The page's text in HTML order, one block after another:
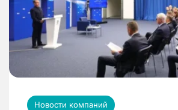
Новости компаний